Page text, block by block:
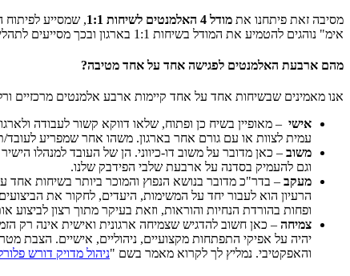
מסיבה זאת פיתחנו את מודל 4 האלמנטים לשיחות 1:1 , שמסייע לפיתוח
אימ" נוהגים להטמיע את המודל בשיחות 1:1 בארגון ובכך מסייעים לתהליך צמיחה בטוח וסימטרי לרוחב הארגון.
מהם ארבעת האלמנטים לפגישה אחד על אחד מטיבה?
אנו מאמינים שבשיחות אחד על אחד קיימות ארבע אלמנטים מרכזיים
אישי – מאופיין בשיח כן ופתוח, שלאו דווקא קשור לעבודה
עמית לצוות או עם גורם אחר בארגון. משהו אחר שמפריע
משוב – כאן מדובר על משוב דו-כיווני. הן של העובד למנהלו
וגם להעמיק בסדנה על ארבעת שלבי הפידבק שלנו.
מעקב – בדר"כ מדובר בנושא הנפוץ והמוכר ביותר בשיחות
הרעיון הוא לעבור יחד על המשימות, היעדים, לחקור את
ופחות בהורדת הנחיות והוראות, וזאת בעיקר מתוך רצון לביצוע
צמיחה – כאן חשוב להדגיש שצמיחה ארגונית ואישית אינה רק
והאפקטיבי. נמליץ לך לקרוא מאמר בשם "ניהול מדויק דורש